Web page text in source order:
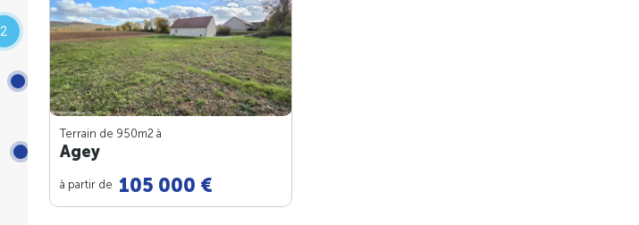
2
Terrain de 950m2 à
Agey
à partir de 105 000 €